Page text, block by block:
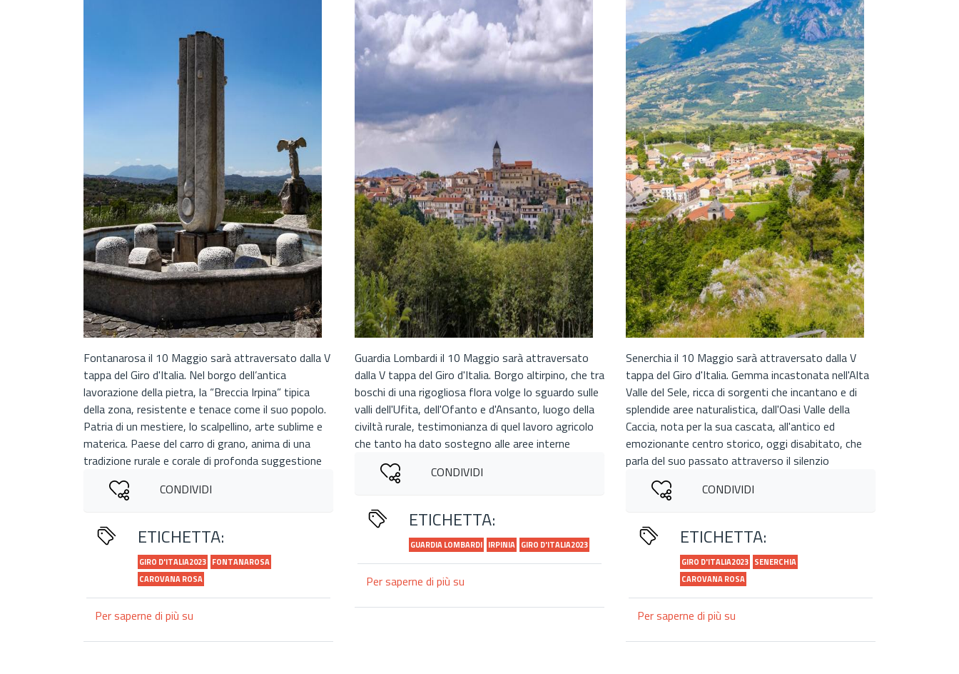
Fontanarosa il 10 Maggio sarà attraversato dalla V
tappa del Giro d'Italia. Nel borgo dell’antica
lavorazione della pietra, la “Breccia Irpina” tipica
della zona, resistente e tenace come il suo popolo.
Patria di un mestiere, lo scalpellino, arte sublime e
materica. Paese del carro di grano, anima di una
tradizione rurale e corale di profonda suggestione
CONDIVIDI
ETICHETTA:
GIRO D'ITALIA2023 FONTANAROSA
CAROVANA ROSA
Per saperne di più su
Guardia Lombardi il 10 Maggio sarà attraversato
dalla V tappa del Giro d'Italia. Borgo altirpino, che tra
boschi di una rigogliosa flora volge lo sguardo sulle
valli dell'Ufita, dell'Ofanto e d'Ansanto, luogo della
civiltà rurale, testimonianza di quel lavoro agricolo
che tanto ha dato sostegno alle aree interne
CONDIVIDI
ETICHETTA:
GUARDIA LOMBARDI IRPINIA GIRO D'ITALIA2023
Per saperne di più su
Senerchia il 10 Maggio sarà attraversato dalla V
tappa del Giro d'Italia. Gemma incastonata nell'Alta
Valle del Sele, ricca di sorgenti che incantano e di
splendide aree naturalistica, dall'Oasi Valle della
Caccia, nota per la sua cascata, all'antico ed
emozionante centro storico, oggi disabitato, che
parla del suo passato attraverso il silenzio
CONDIVIDI
ETICHETTA:
GIRO D'ITALIA2023 SENERCHIA
CAROVANA ROSA
Per saperne di più su